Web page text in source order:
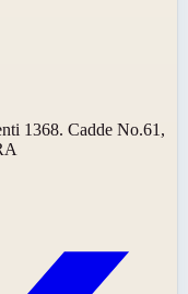
1368. Cadde No.61,